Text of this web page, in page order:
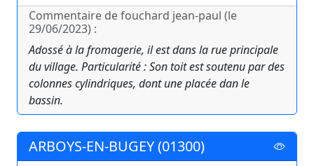
Commentaire de fouchard jean-paul (le
29/06/2023) :
Adossé à la fromagerie, il est dans la rue principale
du village. Particularité : Son toit est soutenu par des
colonnes cylindriques, dont une placée dan le
bassin.
ARBOYS-EN-BUGEY (01300)